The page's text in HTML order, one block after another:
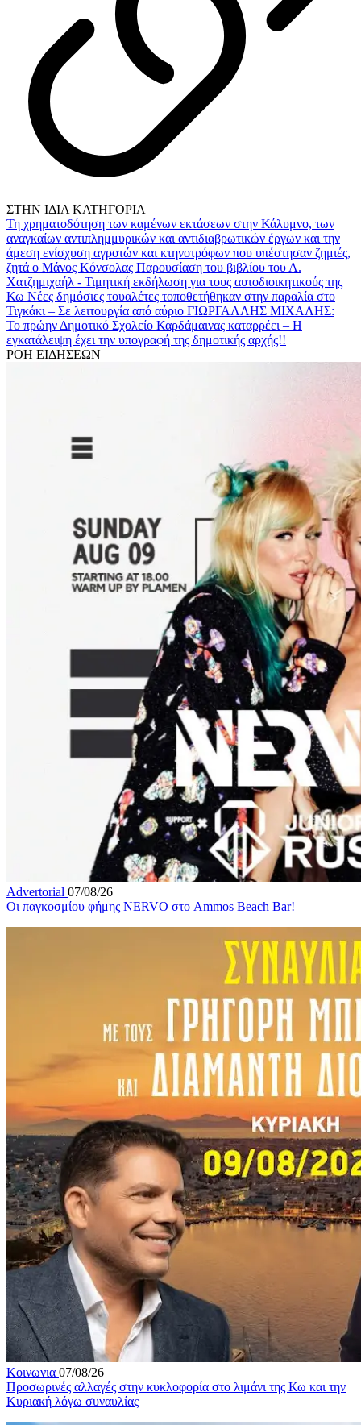
ΣΤΗΝ ΙΔΙΑ ΚΑΤΗΓΟΡΙΑ
Τη χρηματοδότηση των καμένων εκτάσεων στην Κάλυμνο, των
αναγκαίων αντιπλημμυρικών και αντιδιαβρωτικών έργων και την
άμεση ενίσχυση αγροτών και κτηνοτρόφων που υπέστησαν ζημιές,
ζητά ο Μάνος Κόνσολας Παρουσίαση του βιβλίου του Α.
Χατζημιχαήλ - Τιμητική εκδήλωση για τους αυτοδιοικητικούς της
Κω Νέες δημόσιες τουαλέτες τοποθετήθηκαν στην παραλία στο
Τιγκάκι – Σε λειτουργία από αύριο ΓΙΩΡΓΑΛΛΗΣ ΜΙΧΑΛΗΣ:
Το πρώην Δημοτικό Σχολείο Καρδάμαινας καταρρέει – Η
εγκατάλειψη έχει την υπογραφή της δημοτικής αρχής!!
ΡΟΗ ΕΙΔΗΣΕΩΝ
Advertorial 07/08/26
Οι παγκοσμίου φήμης NERVO στο Ammos Beach Bar!
Κοινωνια 07/08/26
Προσωρινές αλλαγές στην κυκλοφορία στο λιμάνι της Κω και την
Κυριακή λόγω συναυλίας